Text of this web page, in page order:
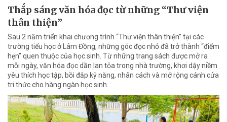
Thắp sáng văn hóa đọc từ những “Thư viện
thân thiện”
Sau 2 năm triển khai chương trình “Thư viện thân thiện” tại các
trường tiểu học ở Lâm Đồng, những góc đọc nhỏ đã trở thành “điểm
hẹn” quen thuộc của học sinh. Từ những trang sách được mở ra
mỗi ngày, văn hóa đọc dần lan tỏa trong nhà trường, khơi dậy niềm
yêu thích học tập, bồi đắp kỹ năng, nhân cách và mở rộng cánh cửa
tri thức cho hàng ngàn học sinh.